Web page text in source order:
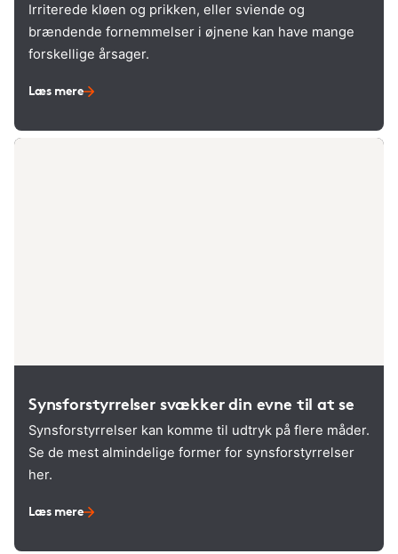
Irriterede kløen og prikken, eller sviende og
brændende fornemmelser i øjnene kan have mange
forskellige årsager.
Læs mere
Synsforstyrrelser svækker din evne til at se
Synsforstyrrelser kan komme til udtryk på flere måder.
Se de mest almindelige former for synsforstyrrelser
her.
Læs mere